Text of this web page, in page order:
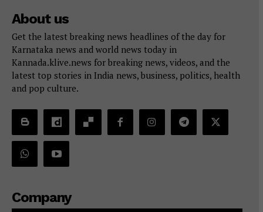
About us
Get the latest breaking news headlines of the day for
Karnataka news and world news today in
Kannada.klive.news for breaking news, videos, and the
latest top stories in India news, business, politics, health
and pop culture.
Company